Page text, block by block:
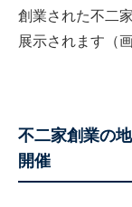
創業された不二
展示されます（
不二家創業の
開催